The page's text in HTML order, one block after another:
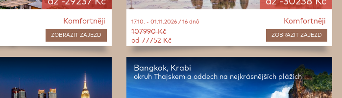
Komfortněji
ZOBRAZITZÁJEZD
Komfortněji
ZOBRAZIT ZÁJEZD
17.10. - 01.11.2026 / 16 dnů
107990 Kč
od 77752 Kč
Bangkok, Krabi
okruh Thajskem a oddech na nejkrásnějších plážích